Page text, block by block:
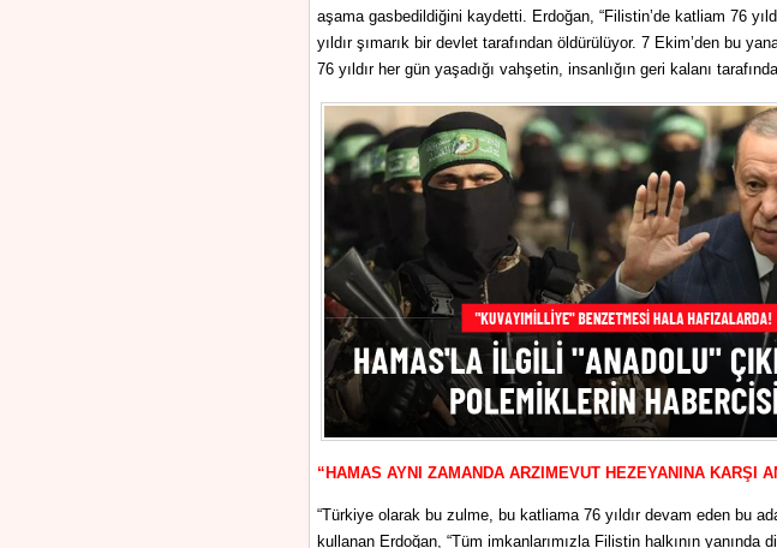
aşama gasbedildiğini kaydetti. Erdoğan, “Filistin’de katliam 76
yıldır şımarık bir devlet tarafından öldürülüyor. 7 Ekim’den bu
76 yıldır her gün yaşadığı vahşetin, insanlığın geri kalanı
“HAMAS AYNI ZAMANDA ARZIMEVUT HEZEYANINA KARŞI
“Türkiye olarak bu zulme, bu katliama 76 yıldır devam eden bu
kullanan Erdoğan, “Tüm imkanlarımızla Filistin halkının